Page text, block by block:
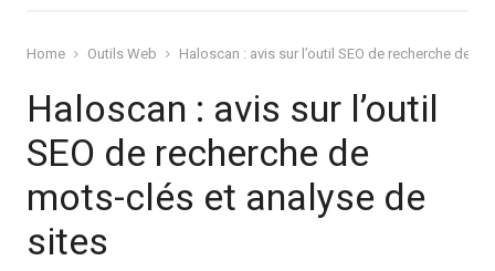
Home Outils Web Haloscan : avis sur l’outil SEO de recherche de
Haloscan : avis sur l’outil
SEO de recherche de
mots-clés et analyse de
sites